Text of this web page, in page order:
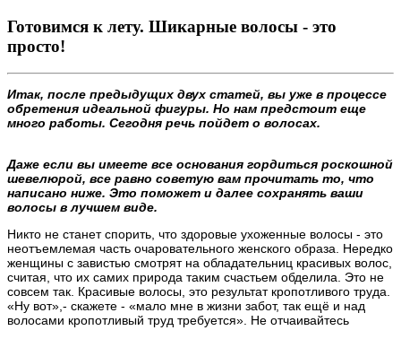
Готовимся к лету. Шикарные волосы - это
просто!
Итак, после предыдущих двух статей, вы уже в процессе
обретения идеальной фигуры. Но нам предстоит еще
много работы. Сегодня речь пойдет о волосах.
Даже если вы имеете все основания гордиться роскошной
шевелюрой, все равно советую вам прочитать то, что
написано ниже. Это поможет и далее сохранять ваши
волосы в лучшем виде.
Никто не станет спорить, что здоровые ухоженные волосы - это
неотъемлемая часть очаровательного женского образа. Нередко
женщины с завистью смотрят на обладательниц красивых волос,
считая, что их самих природа таким счастьем обделила. Это не
совсем так. Красивые волосы, это результат кропотливого труда.
«Ну вот»,- скажете - «мало мне в жизни забот, так ещё и над
волосами кропотливый труд требуется». Не отчаивайтесь